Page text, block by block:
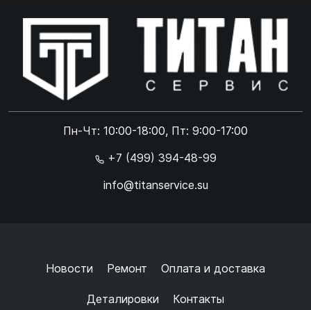
Пн-Чт: 10:00-18:00, Пт: 9:00-17:00
+7 (499) 394-48-99
info@titanservice.su
Новости Ремонт Оплата и доставка
Деталировки Контакты
Online чат
Online чат